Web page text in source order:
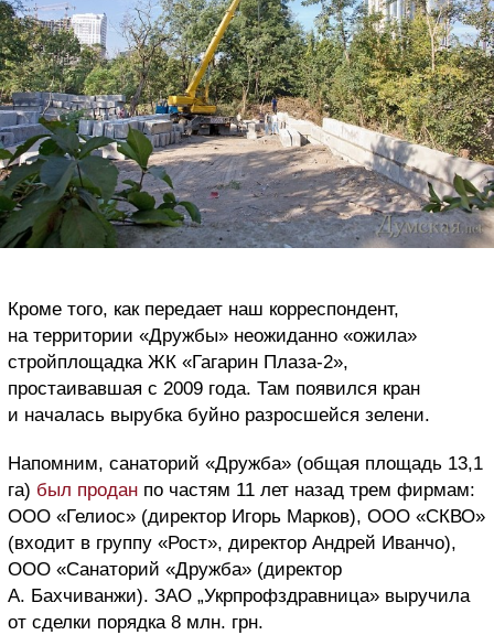
Кроме того, как передает наш корреспондент,
на территории «Дружбы» неожиданно «ожила»
стройплощадка ЖК «Гагарин Плаза-2»,
простаивавшая с 2009 года. Там появился кран
и началась вырубка буйно разросшейся зелени.
Напомним, санаторий «Дружба» (общая площадь 13,1
га) был продан по частям 11 лет назад трем фирмам:
ООО «Гелиос» (директор Игорь Марков), ООО «СКВО»
(входит в группу «Рост», директор Андрей Иванчо),
ООО «Санаторий «Дружба» (директор
А. Бахчиванжи). ЗАО „Укрпрофздравница» выручила
от сделки порядка 8 млн. грн.